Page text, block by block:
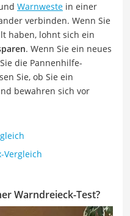
Warnweste in einer
verbinden. Wenn Sie
haben, lohnt sich ein
. Wenn Sie ein neues
die Pannenhilfe-
Sie, ob Sie ein
bewahren sich vor
Vergleich
Warndreieck-Test?